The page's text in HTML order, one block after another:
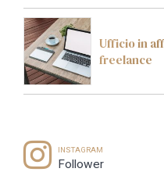
Ufficio in
freelance
INSTAGRAM
Follower